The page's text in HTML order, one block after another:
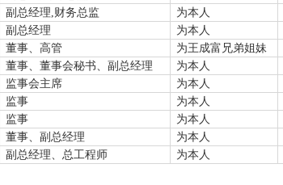
副总经理,财务总监 为本人
副总经理 为本人
董事、高管 为王成富兄弟姐妹
董事、董事会秘书、副总经理 为本人
监事会主席 为本人
监事 为本人
监事 为本人
董事、副总经理 为本人
副总经理、总工程师 为本人